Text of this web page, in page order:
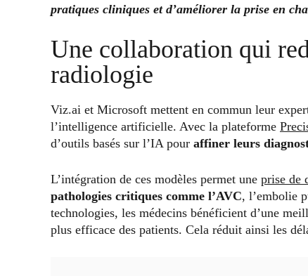
pratiques cliniques et d’améliorer la prise en
Une collaboration qui
radiologie
Viz.ai et Microsoft mettent en commun leur
l’intelligence artificielle. Avec la plateforme
d’outils basés sur l’IA pour affiner leurs
L’intégration de ces modèles permet une prise de
pathologies critiques comme l’AVC, l’embolie
technologies, les médecins bénéficient d’une
plus efficace des patients. Cela réduit ainsi les